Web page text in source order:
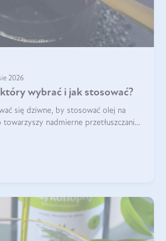
2026
wybrać i jak stosować?
się dziwne, by stosować olej na
nadmierne przetłuszczanie